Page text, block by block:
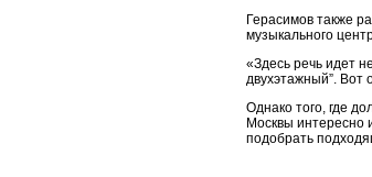
Герасимов также
музыкального
«Здесь речь идет
двухэтажный”. Вот
Однако того, где
Москвы интересно
подобрать